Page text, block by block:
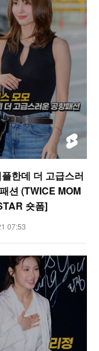
한데 더 고급스러
션 (TWICE MOM
숏폼]
07:53